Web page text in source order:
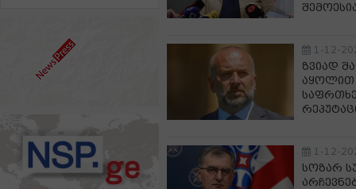
1-12-
ზვიად
აყოლით
1-12-
სოზარ